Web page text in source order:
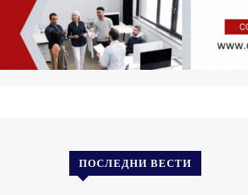
ПОСЛЕДНИ ВЕСТИ